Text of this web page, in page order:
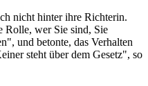
nicht hinter ihre Richterin.
Rolle, wer Sie sind, Sie
und betonte, das Verhalten
steht über dem Gesetz", so